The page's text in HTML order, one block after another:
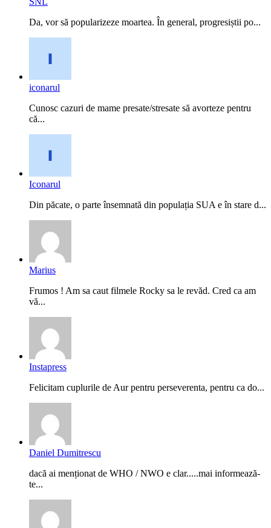
Da, vor să popularizeze moartea. În general, progresiștii po...
iconarul
Cunosc cazuri de mame presate/stresate să avorteze pentru
că...
Iconarul
Din păcate, o parte însemnată din populația SUA e în stare d...
Marius
Frumos ! Am sa caut filmele Rocky sa le revăd. Cred ca am
vă...
Instapress
Felicitam cuplurile de Aur pentru perseverenta, pentru ca do...
Daniel Dumitrescu
dacă ai menționat de WHO / NWO e clar.....mai informează-
te...